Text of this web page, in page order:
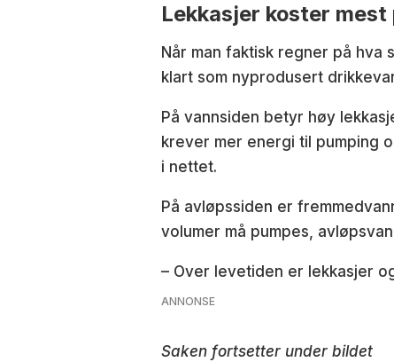
Lekkasjer koster mest
Når man faktisk regner på
klart som nyprodusert
På vannsiden betyr høy
krever mer energi til pumping
i nettet.
På avløpssiden er
volumer må pumpes,
– Over levetiden er lekkasjer
ANNONSE
Saken fortsetter under bildet